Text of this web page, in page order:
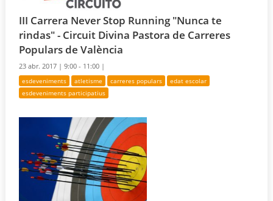
III Carrera Never Stop Running "Nunca te
rindas" - Circuit Divina Pastora de Carreres
Populars de València
23 abr. 2017 |9:00 - 11:00 |
esdeveniments atletisme carreres populars
edat escolar
esdeveniments participatius